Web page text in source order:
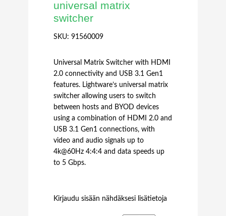
universal matrix
switcher
SKU: 91560009
Universal Matrix Switcher with HDMI
2.0 connectivity and USB 3.1 Gen1
features. Lightware’s universal matrix
switcher allowing users to switch
between hosts and BYOD devices
using a combination of HDMI 2.0 and
USB 3.1 Gen1 connections, with
video and audio signals up to
4k@60Hz 4:4:4 and data speeds up
to 5 Gbps.
Kirjaudu sisään nähdäksesi lisätietoja